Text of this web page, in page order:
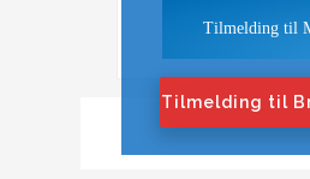
Tilmelding til
Tilmelding til